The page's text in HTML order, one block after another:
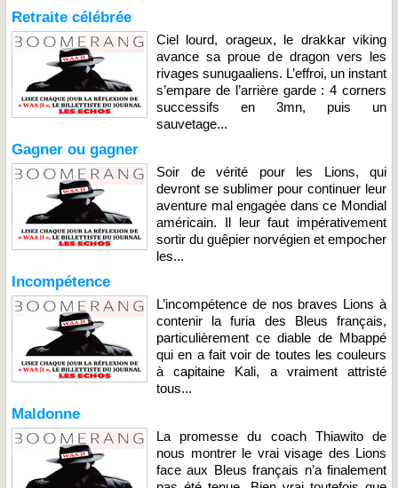
Retraite célébrée
Ciel lourd, orageux, le drakkar viking
avance sa proue de dragon vers les
rivages sunugaaliens. L’effroi, un instant
s’empare de l’arrière garde : 4 corners
successifs en 3mn, puis un
sauvetage...
Gagner ou gagner
Soir de vérité pour les Lions, qui
devront se sublimer pour continuer leur
aventure mal engagée dans ce Mondial
américain. Il leur faut impérativement
sortir du guêpier norvégien et empocher
les...
Incompétence
L’incompétence de nos braves Lions à
contenir la furia des Bleus français,
particulièrement ce diable de Mbappé
qui en a fait voir de toutes les couleurs
à capitaine Kali, a vraiment attristé
tous...
Maldonne
La promesse du coach Thiawito de
nous montrer le vrai visage des Lions
face aux Bleus français n’a finalement